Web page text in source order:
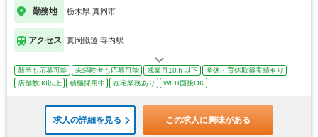
勤務地 栃木県 真岡市
アクセス 真岡鐵道 寺内駅
新卒も応募可能 未経験者も応募可能 残業月10ｈ以下
産休・育休取得実績有り
店舗数30以上
積極採用中 在宅業務あり WEB面接OK
求人の詳細を見る この求人に興味がある